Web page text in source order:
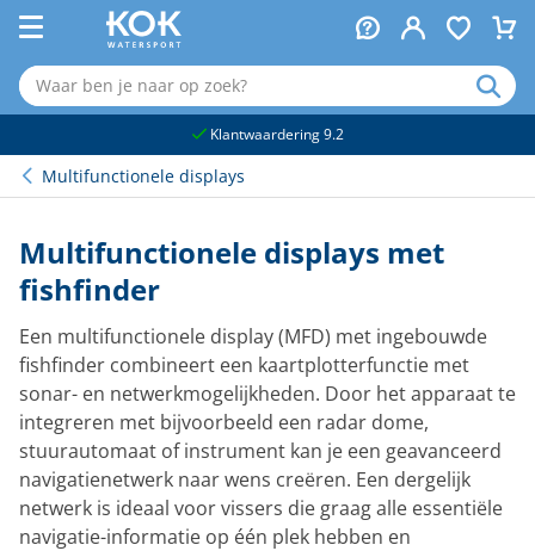
Klantwaardering 9.2
Multifunctionele displays
Multifunctionele displays met
fishfinder
Een multifunctionele display (MFD) met ingebouwde
fishfinder combineert een kaartplotterfunctie met
sonar- en netwerkmogelijkheden. Door het apparaat te
integreren met bijvoorbeeld een radar dome,
stuurautomaat of instrument kan je een geavanceerd
navigatienetwerk naar wens creëren. Een dergelijk
netwerk is ideaal voor vissers die graag alle essentiële
navigatie-informatie op één plek hebben en